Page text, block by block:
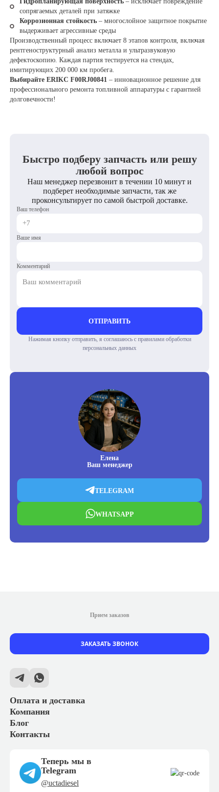
сопрягаемых деталей при затяжке
Коррозионная стойкость – многослойное защитное покрытие
выдерживает агрессивные среды
Производственный процесс включает 8 этапов контроля, включая
рентгеноструктурный анализ металла и ультразвуковую
дефектоскопию. Каждая партия тестируется на стендах,
имитирующих 200 000 км пробега.
Выбирайте ERIKC F00RJ00841 – инновационное решение для
профессионального ремонта топливной аппаратуры с гарантией
долговечности!
Быстро подберу запчасть или решу
любой вопрос
Наш менеджер перезвонит в течении 10 минут и
подберет необходимые запчасти, так же
проконсультирует по самой быстрой доставке.
Ваш телефон
Ваше имя
Комментарий
ОТПРАВИТЬ
Нажимая кнопку отправить, я соглашаюсь с правилами обработки
персональных данных
Елена
Ваш менеджер
TELEGRAM
WHATSAPP
Оплата и доставка
Компания
Блог
Контакты
Прием заказов
ЗАКАЗАТЬ ЗВОНОК
Теперь мы в
Telegram
@uctadiesel